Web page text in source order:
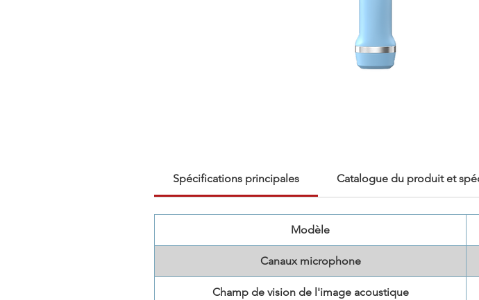
Spécifications principales
Catalogue du produit et
Modèle
Canaux microphone
Champ de vision de l'image acoustique